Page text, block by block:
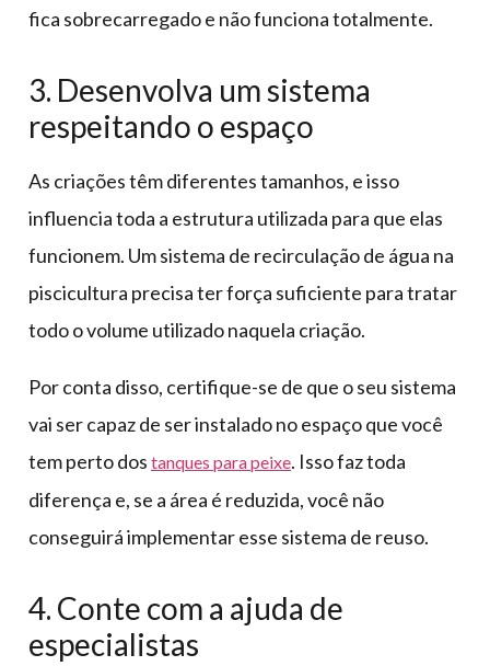
fica sobrecarregado e não funciona totalmente.
3. Desenvolva um sistema
respeitando o espaço
As criações têm diferentes tamanhos, e isso
influencia toda a estrutura utilizada para que elas
funcionem. Um sistema de recirculação de água na
piscicultura precisa ter força suficiente para tratar
todo o volume utilizado naquela criação.
Por conta disso, certifique-se de que o seu sistema
vai ser capaz de ser instalado no espaço que você
tem perto dos tanques para peixe. Isso faz toda
diferença e, se a área é reduzida, você não
conseguirá implementar esse sistema de reuso.
4. Conte com a ajuda de
especialistas